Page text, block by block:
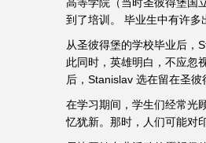
到了培训。 毕业生中有许
从圣彼得堡的学校毕业后，
此同时，英雄明白，不应忽
后，Stanislav 选在留在圣
在学习期间，学生们经常光
忆犹新。那时，人们可能对